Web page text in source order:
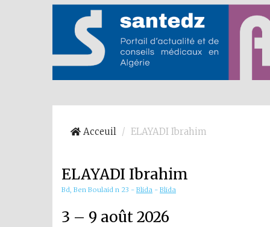
Acceuil ELAYADI Ibrahim
ELAYADI Ibrahim
Bd, Ben Boulaid n 23 - Blida - Blida
3 – 9 août 2026
02